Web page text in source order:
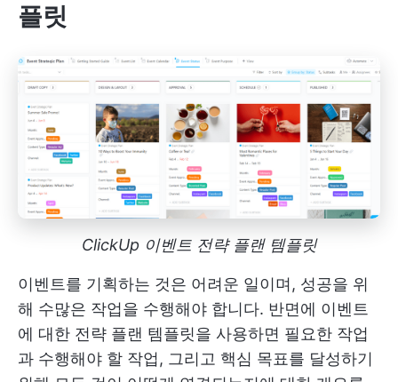
플릿
ClickUp 이벤트 전략 플랜 템플릿
이벤트를 기획하는 것은 어려운 일이며, 성공을 위
해 수많은 작업을 수행해야 합니다. 반면에 이벤트
에 대한 전략 플랜 템플릿을 사용하면 필요한 작업
과 수행해야 할 작업, 그리고 핵심 목표를 달성하기